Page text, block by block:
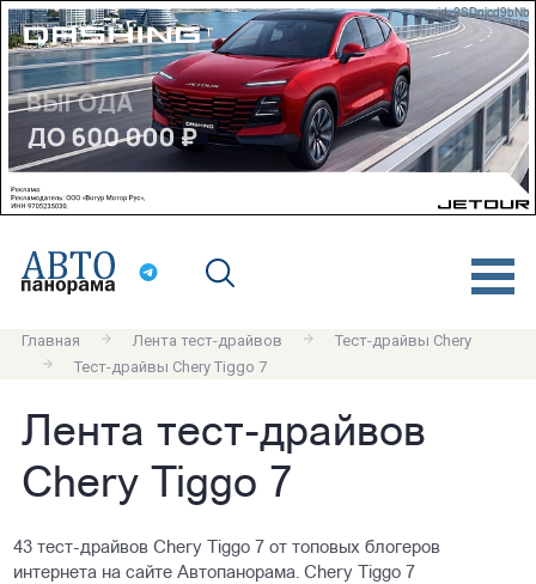
erid: 2SDnjcd9bNb
Главная Лента тест-драйвов
Тест-драйвы Chery
Тест-драйвы Chery Tiggo 7
Лента тест-драйвов
Chery Tiggo 7
43 тест-драйвов Chery Tiggo 7 от топовых блогеров
интернета на сайте Автопанорама. Chery Tiggo 7